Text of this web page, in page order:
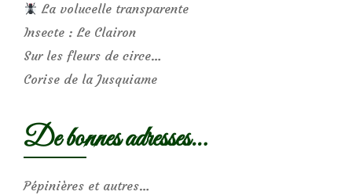
La volucelle transparente
Insecte : Le Clairon
Sur les fleurs de circe…
Corise de la Jusquiame
De bonnes adresses…
Pépinières et autres…